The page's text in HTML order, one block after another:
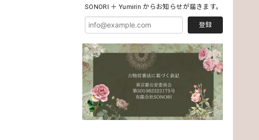
SONORI ＋ Yumirin からお知らせが届きます。
登録